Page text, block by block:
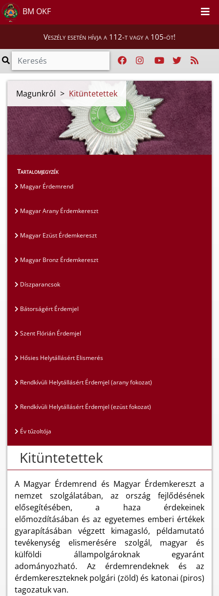
BM OKF
Veszély esetén hívja a 112-t vagy a 105-öt!
Magunkról > Kitüntetettek
Tartalomjegyzék
Magyar Érdemrend
Magyar Arany Érdemkereszt
Magyar Ezüst Érdemkereszt
Magyar Bronz Érdemkereszt
Díszparancsok
Bátorságért Érdemjel
Szent Flórián Érdemjel
Hősies Helytállásért Elismerés
Rendkívüli Helytállásért Érdemjel (arany fokozat)
Rendkívüli Helytállásért Érdemjel (ezüst fokozat)
Év tűzoltója
Kitüntetettek
A Magyar Érdemrend és Magyar Érdemkereszt a
nemzet szolgálatában, az ország fejlődésének
elősegítésében, a haza érdekeinek
előmozdításában és az egyetemes emberi értékek
gyarapításában végzett kimagasló, példamutató
tevékenység elismerésére szolgál, magyar és
külföldi állampolgároknak egyaránt
adományozható. Az érdemrendeknek és az
érdemkereszteknek polgári (zöld) és katonai (piros)
tagozatuk van.